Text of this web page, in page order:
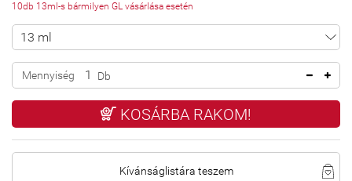
10db 13ml-s bármilyen GL vásárlása esetén
Mennyiség Db
KOSÁRBA RAKOM!
Kívánságlistára teszem